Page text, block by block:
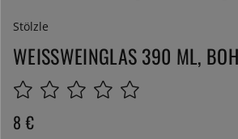
Stölzle
WEISSWEINGLAS 390 ML,
8 €